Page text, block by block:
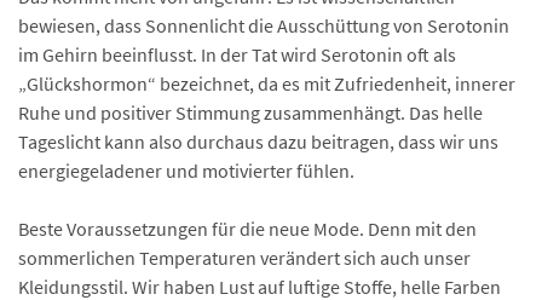
bewiesen, dass Sonnenlicht die Ausschüttung von Serotonin
im Gehirn beeinflusst. In der Tat wird Serotonin oft als
„Glückshormon“ bezeichnet, da es mit Zufriedenheit, innerer
Ruhe und positiver Stimmung zusammenhängt. Das helle
Tageslicht kann also durchaus dazu beitragen, dass wir uns
energiegeladener und motivierter fühlen.
Beste Voraussetzungen für die neue Mode. Denn mit den
sommerlichen Temperaturen verändert sich auch unser
Kleidungsstil. Wir haben Lust auf luftige Stoffe, helle Farben